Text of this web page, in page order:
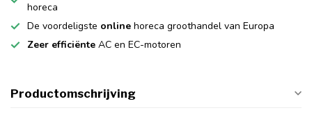
horeca
De voordeligste online horeca groothandel van Europa
Zeer efficiënte AC en EC-motoren
Productomschrijving